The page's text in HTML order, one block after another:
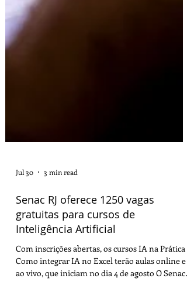
Jul 30 3 min read
Senac RJ oferece 1250 vagas